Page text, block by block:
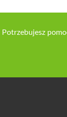
Potrzebujesz